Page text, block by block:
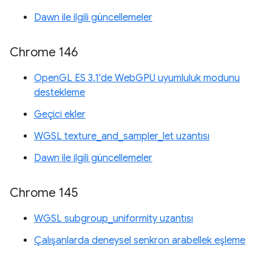
Dawn ile ilgili güncellemeler
Chrome 146
OpenGL ES 3.1'de WebGPU uyumluluk modunu
destekleme
Geçici ekler
WGSL texture_and_sampler_let uzantısı
Dawn ile ilgili güncellemeler
Chrome 145
WGSL subgroup_uniformity uzantısı
Çalışanlarda deneysel senkron arabellek eşleme